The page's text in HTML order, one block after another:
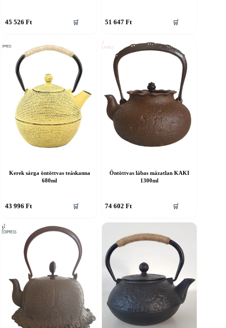
45 526 Ft 🛒 51 647 Ft 🛒
Kerek sárga öntöttvas teáskanna
680ml
43 996 Ft 🛒
Öntöttvas lábas mázatlan KAKI
1300ml
74 602 Ft 🛒